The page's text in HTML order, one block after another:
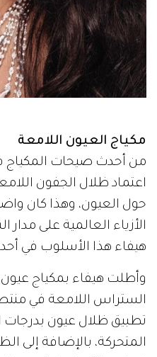
مكياج العيون اللامعة
اعتماد ظلال الجفون
حول العيون، وهذا كان
الأزياء العالمية على
هيفاء هذا الأسلوب في
وأطلت هيفاء بمكياج
الستراس اللامعة في
تطبيق ظلال عيون بدرجات
المتحركة، بالإضافة إلى